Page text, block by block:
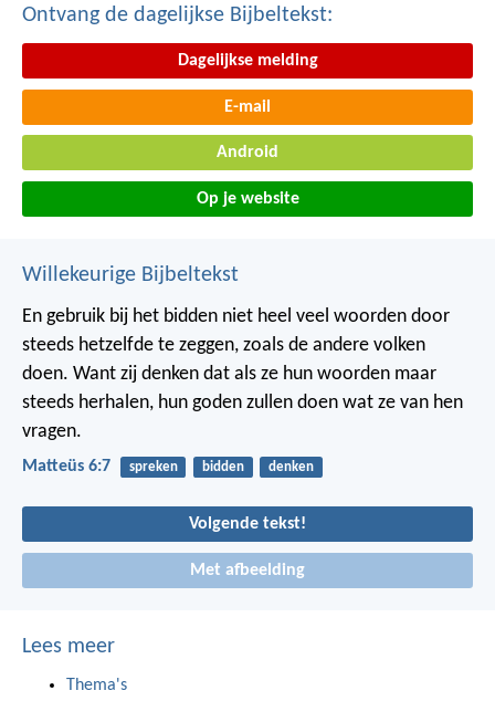
Ontvang de dagelijkse Bijbeltekst:
Dagelijkse melding
E-mail
Android
Op je website
Willekeurige Bijbeltekst
En gebruik bij het bidden niet heel veel woorden door
steeds hetzelfde te zeggen, zoals de andere volken
doen. Want zij denken dat als ze hun woorden maar
steeds herhalen, hun goden zullen doen wat ze van hen
vragen.
Matteüs 6:7 spreken bidden denken
Volgende tekst!
Met afbeelding
Lees meer
Thema's